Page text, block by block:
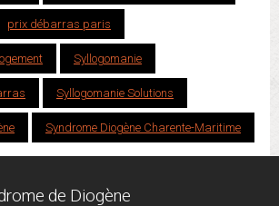
prix débarras paris
Syllogomanie
Syllogomanie Solutions
Syndrome Diogène Charente-Maritime
de Diogène